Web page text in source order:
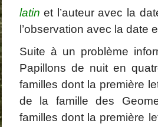
Papillons de jour
Papillons de nuit
latin et l’auteur avec la
l’observation avec la date
Suite à un problème
Papillons de nuit en
familles dont la première
de la famille des
familles dont la première